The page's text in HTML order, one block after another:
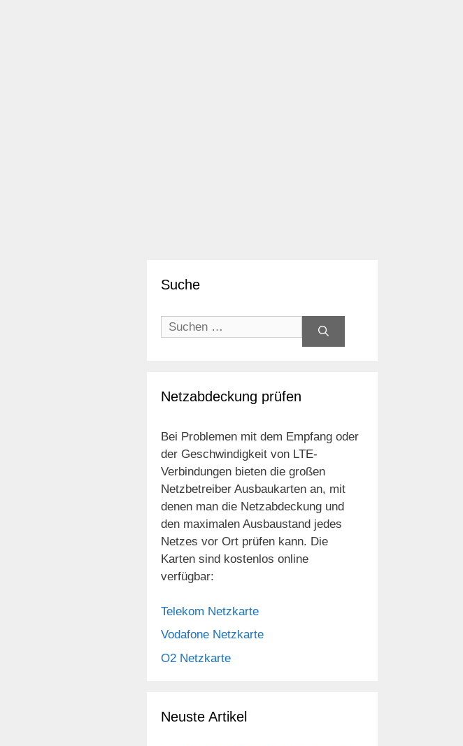
Suche
Suchen
nach:
Netzabdeckung prüfen
Bei Problemen mit dem Empfang oder
der Geschwindigkeit von LTE-
Verbindungen bieten die großen
Netzbetreiber Ausbaukarten an, mit
denen man die Netzabdeckung und
den maximalen Ausbaustand jedes
Netzes vor Ort prüfen kann. Die
Karten sind kostenlos online
verfügbar:
Telekom Netzkarte
Vodafone Netzkarte
O2 Netzkarte
Neuste Artikel